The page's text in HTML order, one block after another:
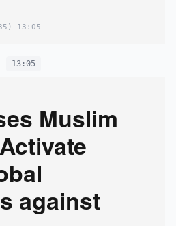
13:05
(08:35 in your timezone)
13:05
Muslim
against